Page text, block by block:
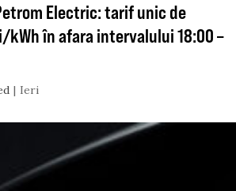
Electric: tarif unic de
kWh în afara intervalului 18:00 –
Ieri